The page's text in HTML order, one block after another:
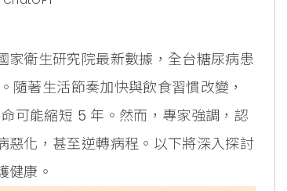
家衛生研究院最新數據，全台糖尿病患
隨著生活節奏加快與飲食習慣改變，
可能縮短 5 年。然而，專家強調，認
惡化，甚至逆轉病程。以下將深入探討
健康。